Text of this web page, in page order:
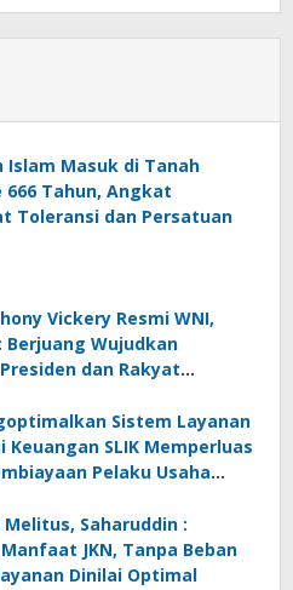
Islam Masuk di Tanah
666 Tahun, Angkat
Toleransi dan Persatuan
Vickery Resmi WNI,
Berjuang Wujudkan
dan Rakyat
Sistem Layanan
Keuangan SLIK Memperluas
Pelaku Usaha
Saharuddin :
JKN, Tanpa Beban
Dinilai Optimal